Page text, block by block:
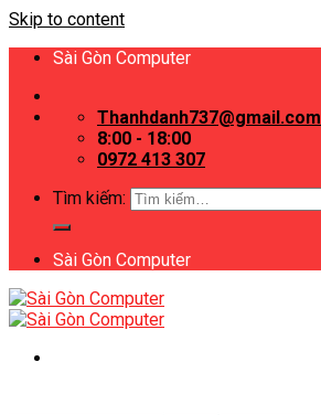
Skip to content
Sài Gòn Computer
Thanhdanh737@gmail.com
8:00 - 18:00
0972 413 307
Tìm kiếm:
Sài Gòn Computer